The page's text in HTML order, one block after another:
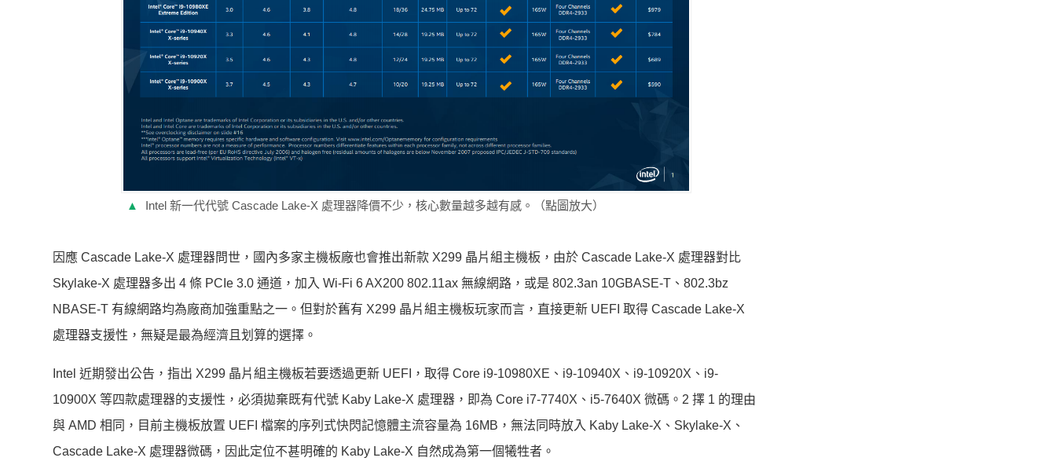
▲ Intel 新一代代號 Cascade Lake-X 處理器降價不少，核心數量越多越有感。（點圖放大）
因應 Cascade Lake-X 處理器問世，國內多家主機板廠也會推出新款 X299 晶片組主機板，由於 Cascade Lake-X 處理器對比
Skylake-X 處理器多出 4 條 PCIe 3.0 通道，加入 Wi-Fi 6 AX200 802.11ax 無線網路，或是 802.3an 10GBASE-T、802.3bz
NBASE-T 有線網路均為廠商加強重點之一。但對於舊有 X299 晶片組主機板玩家而言，直接更新 UEFI 取得 Cascade Lake-X
處理器支援性，無疑是最為經濟且划算的選擇。
Intel 近期發出公告，指出 X299 晶片組主機板若要透過更新 UEFI，取得 Core i9-10980XE、i9-10940X、i9-10920X、i9-
10900X 等四款處理器的支援性，必須拋棄既有代號 Kaby Lake-X 處理器，即為 Core i7-7740X、i5-7640X 微碼。2 擇 1 的理由
與 AMD 相同，目前主機板放置 UEFI 檔案的序列式快閃記憶體主流容量為 16MB，無法同時放入 Kaby Lake-X、Skylake-X、
Cascade Lake-X 處理器微碼，因此定位不甚明確的 Kaby Lake-X 自然成為第一個犧牲者。